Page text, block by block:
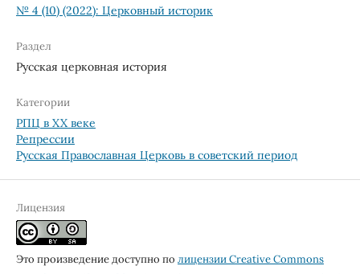
№ 4 (10) (2022): Церковный историк
Раздел
Русская церковная история
Категории
РПЦ в XX веке
Репрессии
Русская Православная Церковь в советский период
Лицензия
Это произведение доступно по лицензии Creative Commons